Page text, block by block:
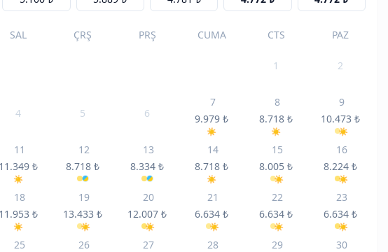
SAL ÇRŞ PRŞ CUMA CTS PAZ
1 2
4 5 6
7
9.979 ₺
8
8.718 ₺
9
10.473 ₺
11
11.349 ₺
12
8.718 ₺
13
8.334 ₺
14
8.718 ₺
15
8.005 ₺
16
8.224 ₺
18
11.953 ₺
19
13.433 ₺
20
12.007 ₺
21
6.634 ₺
22
6.634 ₺
23
6.634 ₺
25
26
27
28
29
30